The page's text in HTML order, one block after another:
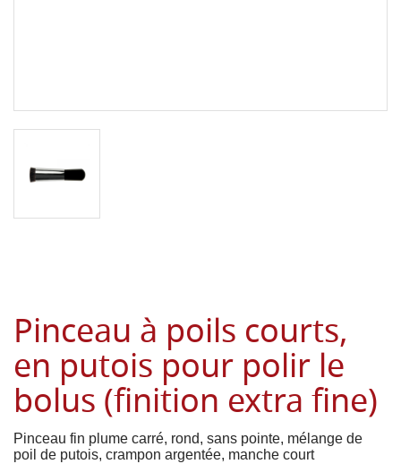
Pinceau à poils courts,
en putois pour polir le
bolus (finition extra fine)
Pinceau fin plume carré, rond, sans pointe, mélange de
poil de putois, crampon argentée, manche court